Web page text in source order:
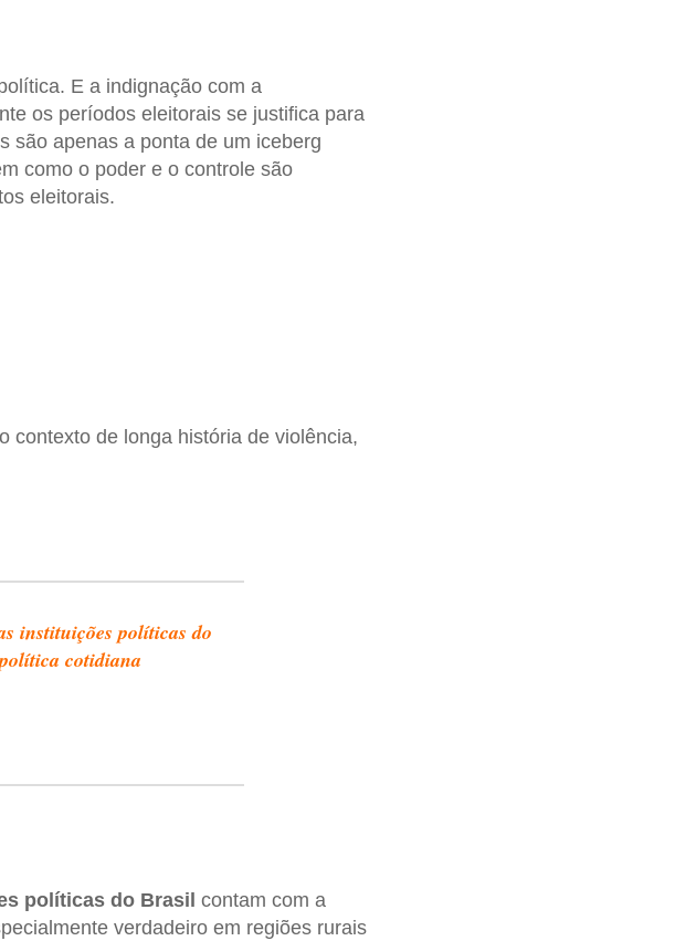
E a indignação com a
os períodos eleitorais se justifica para
são apenas a ponta de um iceberg
como o poder e o controle são
eleitorais.
contexto de longa história de violência,
instituições políticas do
cotidiana
políticas do Brasil contam com a
verdadeiro em regiões rurais